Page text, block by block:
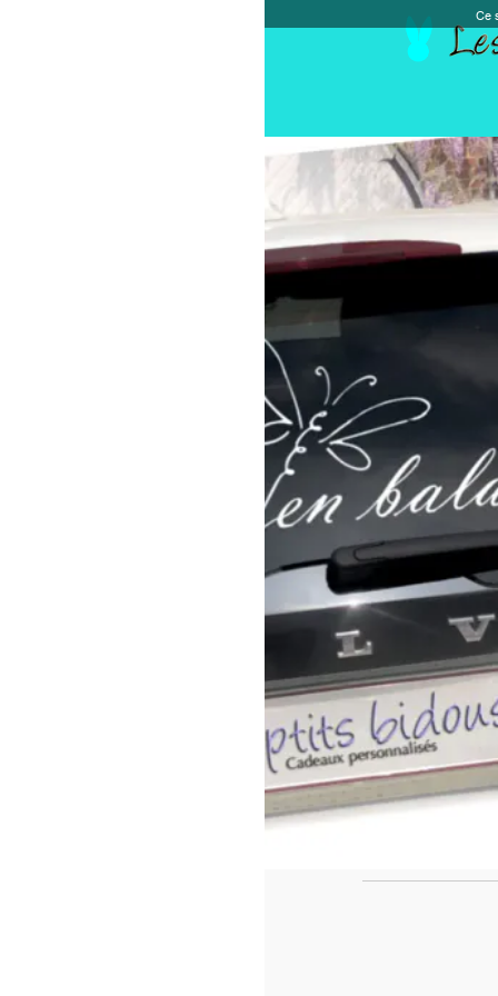
https://
Le casse tête de fin de
Ce site et des sites tiers qu'il utilise collectent des